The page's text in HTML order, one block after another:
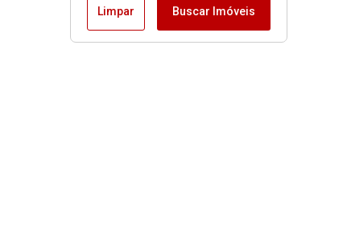
Limpar Buscar Imóveis